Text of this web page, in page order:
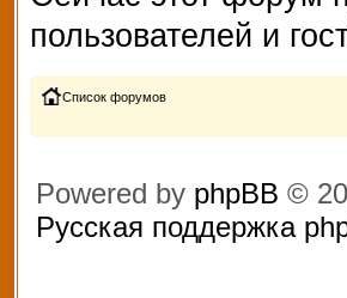
пользователей и
Список форумов
Powered by phpBB ©
Русская поддержка